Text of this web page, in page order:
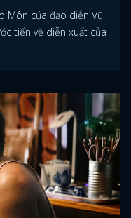
Môn của đạo diễn Vũ
tiến về diễn xuất của